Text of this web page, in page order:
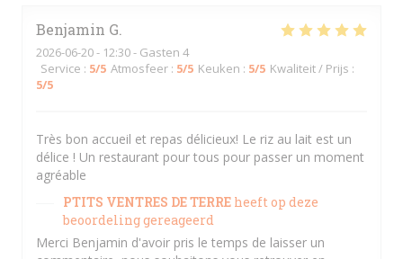
Benjamin G
2026-06-20- 12:30 - Gasten 4
Service : 5/5 Atmosfeer : 5/5 Keuken : 5/5 Kwaliteit / Prijs :
5/5
Très bon accueil et repas délicieux! Le riz au lait est un
délice ! Un restaurant pour tous pour passer un moment
agréable
PTITS VENTRES DE TERRE heeft op deze
beoordeling gereageerd
Merci Benjamin d'avoir pris le temps de laisser un